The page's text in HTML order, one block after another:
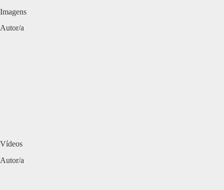
Imagens
Autor/a
Vídeos
Autor/a